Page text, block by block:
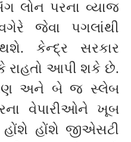
લોન પરના વ્યાજ
જેવા પગલાંથી
કેન્દ્ર સરકાર
કે રાહતો આપી શકે છે.
અને બે જ સ્લેબ
વેપારીઓને ખૂબ
હોંશે જીએસટી